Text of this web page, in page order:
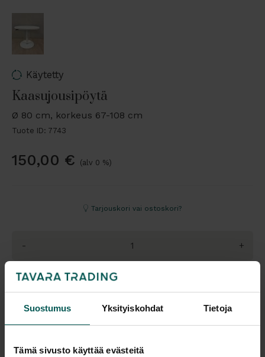
Suostumus Yksityiskohdat Tietoja
Tämä sivusto käyttää evästeitä
Käytetty
Kaasujousipöytä
Ø 80 cm, korkeus 67-108 cm
Tuote ID: 7743
150,00 € (alv 0 %)
Tarjouskori vai ostoskori?
- +